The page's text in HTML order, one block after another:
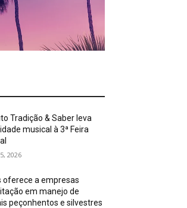
Tradição & Saber leva
musical à 3ª Feira
2026
oferece a empresas
em manejo de
peçonhentos e silvestres